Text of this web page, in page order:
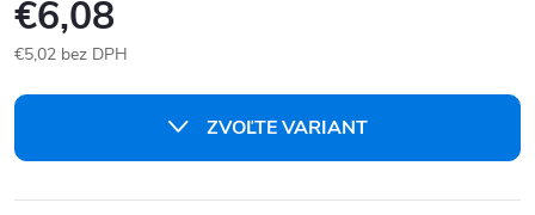
€6,08
€5,02 bez DPH
cena:
ZVOĽTE VARIANT